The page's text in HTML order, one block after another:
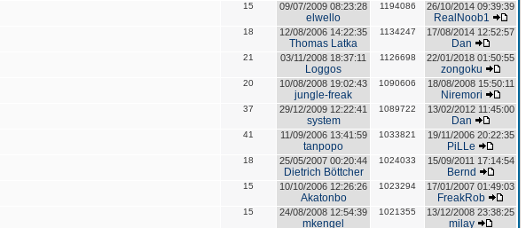
15 09/07/2009 08:23:28
elwello
1194086 26/10/2014 09:39:39
RealNoob1
18 12/08/2006 14:22:35
Thomas Latka
1134247 17/08/2014 12:52:57
Dan
21 03/11/2008 18:37:11
Loggos
1126698 22/01/2018 01:50:55
zongoku
20 10/08/2008 19:02:43
jungle-freak
1090606 18/08/2008 15:50:11
Niremori
37 29/12/2009 12:22:41
system
1089722 13/02/2012 11:45:00
Dan
41 11/09/2006 13:41:59
tanpopo
1033821 19/11/2006 20:22:35
PiLLe
18 25/05/2007 00:20:44
Dietrich Böttcher
1024033 15/09/2011 17:14:54
Bernd
15 10/10/2006 12:26:26
Akatonbo
1023294 17/01/2007 01:49:03
FreakRob
15 24/08/2008 12:54:39
mkengel
1021355 13/12/2008 23:38:25
milay